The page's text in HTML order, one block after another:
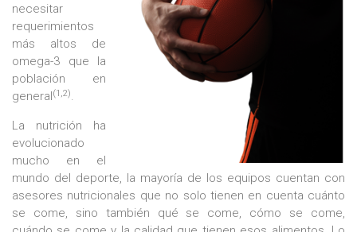
necesitar
requerimientos
más altos de
omega-3 que la
población en
general (1,2).
La nutrición ha
evolucionado
mucho en el
mundo del deporte, la mayoría de los equipos cuentan con
asesores nutricionales que no solo tienen en cuenta cuánto
se come, sino también qué se come, cómo se come,